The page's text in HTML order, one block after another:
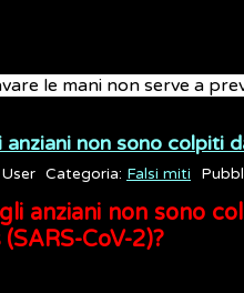
le mani non serve a
anziani non sono colpiti
Categoria: Falsi miti
anziani non sono
CoV-2)?